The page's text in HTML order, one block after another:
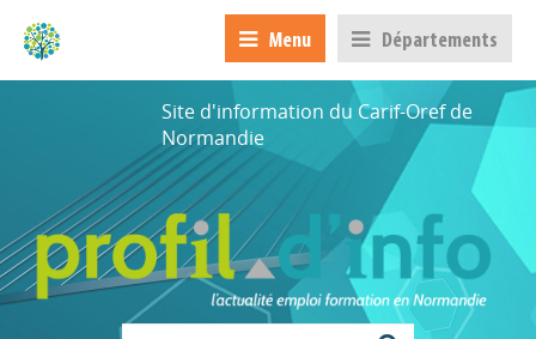
Menu Départements
Site d'information du Carif-Oref de
Normandie